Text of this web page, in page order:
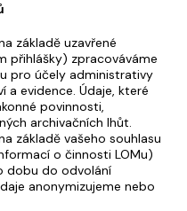
základě uzavřené
přihlášky) zpracováváme
pro účely administrativy
a evidence. Údaje, které
povinnosti,
archivačních lhůt.
základě vašeho souhlasu
o činnosti LOMu)
dobu do odvolání
anonymizujeme nebo